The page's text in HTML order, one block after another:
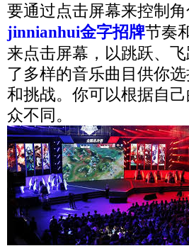
要通过点击屏幕来控制
jinnianhui金字招牌节奏
来点击屏幕，以跳跃、
了多样的音乐曲目供你
和挑战。你可以根据自
众不同。